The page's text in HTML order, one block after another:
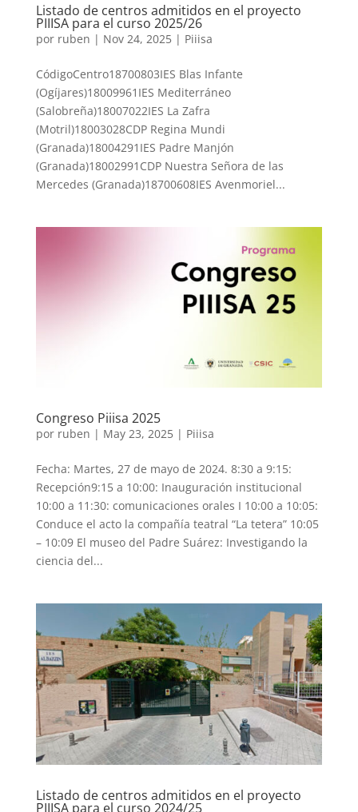
Listado de centros admitidos en el proyecto
PIIISA para el curso 2025/26
por ruben | Nov 24, 2025| Piiisa
CódigoCentro18700803IES Blas Infante
(Ogíjares)18009961IES Mediterráneo
(Salobreña)18007022IES La Zafra
(Motril)18003028CDP Regina Mundi
(Granada)18004291IES Padre Manjón
(Granada)18002991CDP Nuestra Señora de las
Mercedes (Granada)18700608IES Avenmoriel...
Congreso Piiisa 2025
por ruben | May 23, 2025| Piiisa
Fecha: Martes, 27 de mayo de 2024. 8:30 a 9:15:
Recepción9:15 a 10:00: Inauguración institucional
10:00 a 11:30: comunicaciones orales I 10:00 a 10:05:
Conduce el acto la compañía teatral “La tetera” 10:05
– 10:09 El museo del Padre Suárez: Investigando la
ciencia del...
Listado de centros admitidos en el proyecto
PIIISA para el curso 2024/25